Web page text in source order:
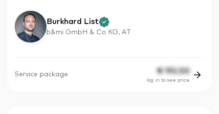
Burkhard List
b&mi GmbH & Co KG, AT
Service package € 192.50
log in to see price